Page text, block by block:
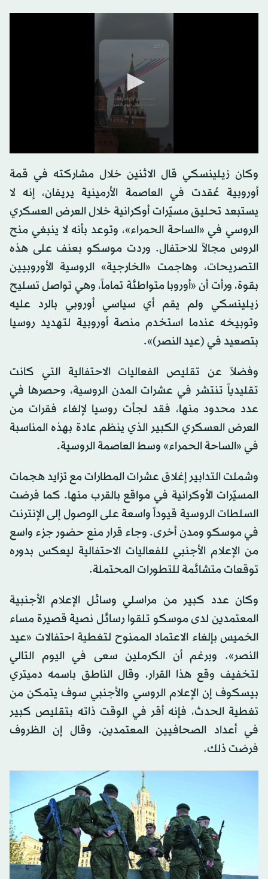
seconds
of
0
seconds
وكان زيلينسكي قال الاثنين خلال مشاركته في قمة
أوروبية عُقدت في العاصمة الأرمينية يريفان، إنه لا
يستبعد تحليق مسيّرات أوكرانية خلال العرض العسكري
الروسي في «الساحة الحمراء»، وتوعد بأنه لا ينبغي منح
الروس مجالاً للاحتفال. وردت موسكو بعنف على هذه
التصريحات، وهاجمت «الخارجية» الروسية الأوروبيين
بقوة، ورأت أن «أوروبا متواطئة تماماً، وهي تواصل تسليح
زيلينسكي ولم يقم أي سياسي أوروبي بالرد عليه
وتوبيخه عندما استخدم منصة أوروبية لتهديد روسيا
بتصعيد في (عيد النصر)».
وفضلاً عن تقليص الفعاليات الاحتفالية التي كانت
تقليدياً تنتشر في عشرات المدن الروسية، وحصرها في
عدد محدود منها، فقد لجأت روسيا لإلغاء فقرات من
العرض العسكري الكبير الذي ينظم عادة بهذه المناسبة
في «الساحة الحمراء» وسط العاصمة الروسية.
وشملت التدابير إغلاق عشرات المطارات مع تزايد هجمات
المسيّرات الأوكرانية في مواقع بالقرب منها. كما فرضت
السلطات الروسية قيوداً واسعة على الوصول إلى الإنترنت
في موسكو ومدن أخرى. وجاء قرار منع حضور جزء واسع
من الإعلام الأجنبي للفعاليات الاحتفالية ليعكس بدوره
توقعات متشائمة للتطورات المحتملة.
وكان عدد كبير من مراسلي وسائل الإعلام الأجنبية
المعتمدين لدى موسكو تلقوا رسائل نصية قصيرة مساء
الخميس بإلغاء الاعتماد الممنوح لتغطية احتفالات «عيد
النصر». وبرغم أن الكرملين سعى في اليوم التالي
لتخفيف وقع هذا القرار، وقال الناطق باسمه دميتري
بيسكوف إن الإعلام الروسي والأجنبي سوف يتمكن من
تغطية الحدث، فإنه أقر في الوقت ذاته بتقليص كبير
في أعداد الصحافيين المعتمدين، وقال إن الظروف
فرضت ذلك.